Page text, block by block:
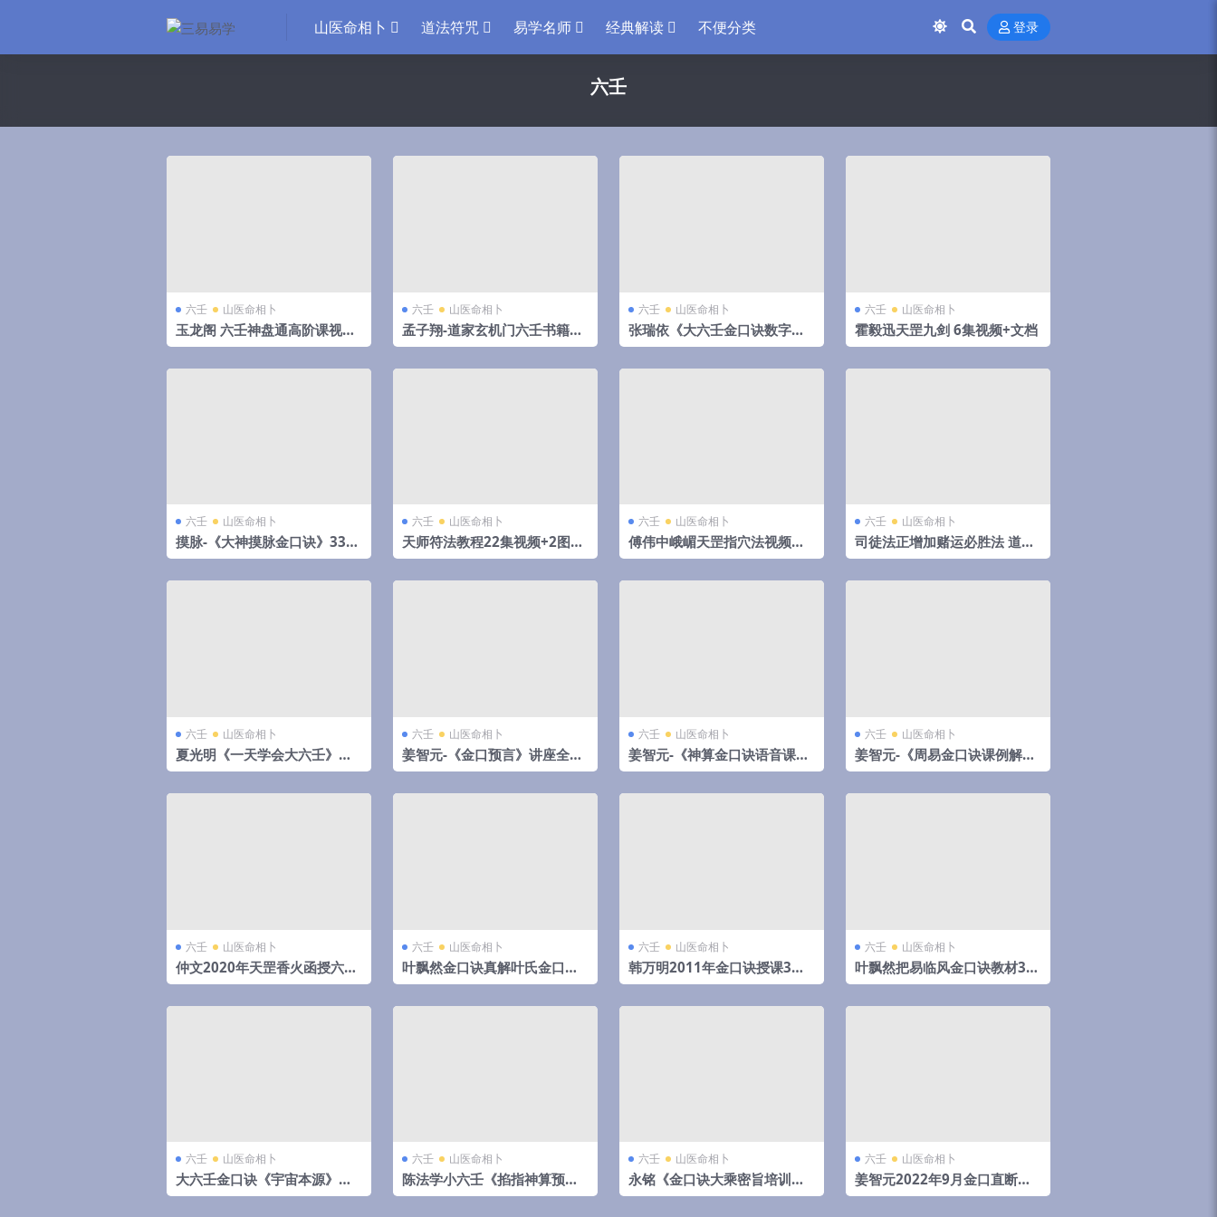
山医命相卜 道法符咒 易学名师 经典解读 不便分类 登录
六壬
六壬 山医命相卜
玉龙阁 六壬神盘通高阶课视频
3集 百度网盘下载
六壬 山医命相卜
孟子翔-道家玄机门六壬书籍9
本合集 百度网盘下载
六壬 山医命相卜
张瑞依《大六壬金口诀数字预
测》中级+高级
六壬 山医命相卜
霍毅迅天罡九剑 6集视频+文档
六壬 山医命相卜
摸脉-《大神摸脉金口诀》33
页-摸脉原版
六壬 山医命相卜
天师符法教程22集视频+2图片
敕符心印百解符镇宅送子护身
六壬 山医命相卜
傅伟中峨嵋天罡指穴法视频演
示全集 夸克网盘下载
六壬 山医命相卜
司徒法正增加赌运必胜法 道家.
六壬8集视频
六壬 山医命相卜
夏光明《一天学会大六壬》视
频5集
六壬 山医命相卜
姜智元-《金口预言》讲座全集
视频1集
六壬 山医命相卜
姜智元-《神算金口诀语音课堂
入式歌解析》视频1集
六壬 山医命相卜
姜智元-《周易金口诀课例解
析》视频1集
六壬 山医命相卜
仲文2020年天罡香火函授六期
弟子班录音加教材图片 百度云
六壬 山医命相卜
叶飘然金口诀真解叶氏金口真
解【完整版】
六壬 山医命相卜
韩万明2011年金口诀授课3个
月录音加笔记 含韩万明电子资
六壬 山医命相卜
叶飘然把易临风金口诀教材32
9页
六壬 山医命相卜
大六壬金口诀《宇宙本源》入
门全集
六壬 山医命相卜
陈法学小六壬《掐指神算预测
择日学》（择日学和预测学综
六壬 山医命相卜
永铭《金口诀大乘密旨培训》1
6集视频
六壬 山医命相卜
姜智元2022年9月金口直断实
战班